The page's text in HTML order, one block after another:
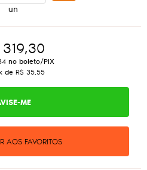
un
no boleto/PIX
de R$ 35,55
ME
AOS FAVORITOS